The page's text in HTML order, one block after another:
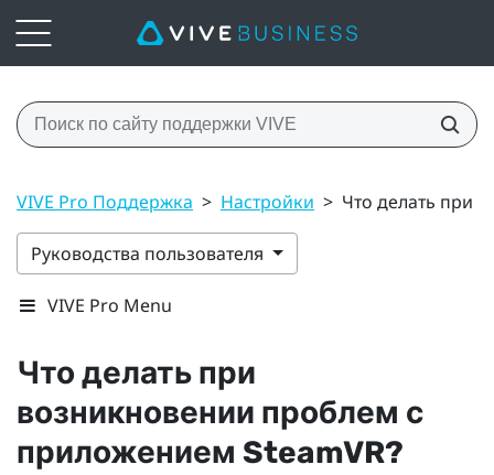
VIVE Pro Поддержка > Настройки > Что делать при
Руководства пользователя
VIVE Pro Menu
Что делать при
возникновении проблем с
приложением SteamVR?